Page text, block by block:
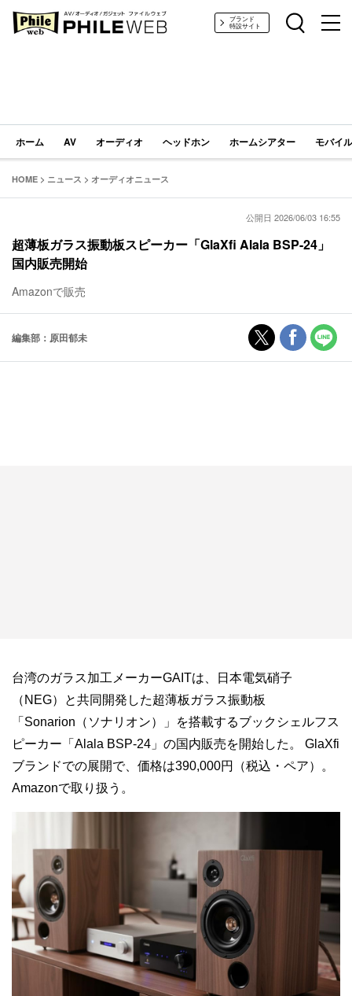
PHILE WEB｜AV/オーディオ/ガジェットブランド
特設サイト
ホーム AV オーディオ ヘッドホン ホームシアター モバイ
HOME > ニュース > オーディオニュース
公開日 2026/06/03 16:55
超薄板ガラス振動板スピーカー「GlaXfi Alala BSP-24」
国内販売開始
Amazonで販売
編集部：原田郁未
台湾のガラス加工メーカーGAITは、日本電気硝子
（NEG）と共同開発した超薄板ガラス振動板
「Sonarion（ソナリオン）」を搭載するブックシェルフス
ピーカー「Alala BSP-24」の国内販売を開始した。
GlaXfi
ブランドでの展開で、価格は390,000円（税込・ペア）。
Amazonで取り扱う。